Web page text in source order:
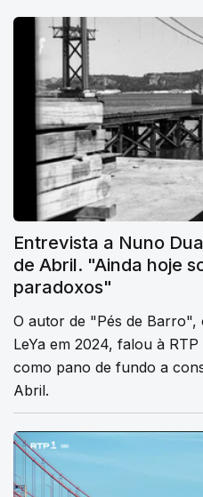
Entrevista a Nuno
de Abril. "Ainda hoje
paradoxos"
O autor de "Pés de
LeYa em 2024, falou à
como pano de fundo a
Abril.